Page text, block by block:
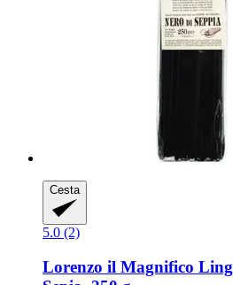
Cesta
5.0 (2)
Lorenzo il Magnifico